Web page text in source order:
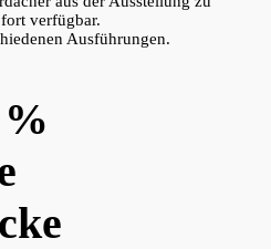
verfügbar.
Ausführungen.